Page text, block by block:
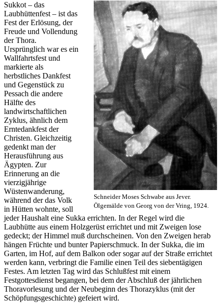
Schneider Moses Schwabe aus Jever.
Ölgemälde von Georg von der Vring, 1924.
Sukkot – das
Laubhüttenfest – ist das
Fest der Erlösung, der
Freude und Vollendung
der Thora.
Ursprünglich war es ein
Wallfahrtsfest und
markierte als
herbstliches Dankfest
und Gegenstück zu
Pessach die andere
Hälfte des
landwirtschaftlichen
Zyklus, ähnlich dem
Erntedankfest der
Christen. Gleichzeitig
gedenkt man der
Herausführung aus
Ägypten. Zur
Erinnerung an die
vierzigjährige
Wüstenwanderung,
während der das Volk
in Hütten wohnte, soll
jeder Haushalt eine Sukka errichten. In der Regel wird die
Laubhütte aus einem Holzgerüst errichtet und mit Zweigen lose
gedeckt; der Himmel muß durchscheinen. Von den Zweigen herab
hängen Früchte und bunter Papierschmuck. In der Sukka, die im
Garten, im Hof, auf dem Balkon oder sogar auf der Straße errichtet
werden kann, verbringt die Familie einen Teil des siebentägigen
Festes. Am letzten Tag wird das Schlußfest mit einem
Festgottesdienst begangen, bei dem der Abschluß der jährlichen
Thoravorlesung und der Neubeginn des Thorazyklus (mit der
Schöpfungsgeschichte) gefeiert wird.